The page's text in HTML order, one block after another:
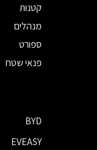
קטנות
מנהלים
ספורט
פנאי שטח
BYD
EVEASY